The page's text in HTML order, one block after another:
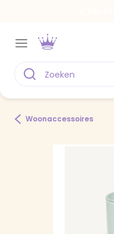
Woonaccessoires